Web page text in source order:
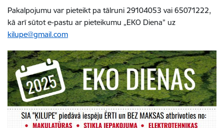
Pakalpojumu var pieteikt pa tālruni 29104053 vai 65071222,
kā arī sūtot e-pastu ar pieteikumu „EKO Diena” uz
kilupe@gmail.com